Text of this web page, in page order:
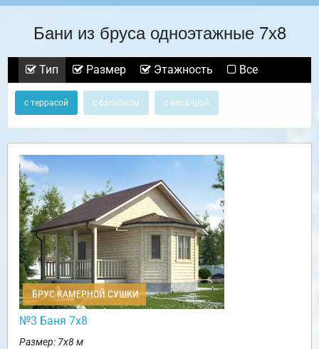
Бани из бруса одноэтажные 7х8
Тип Размер Этажность Все
с террасой с балконом с верандой
БРУС КАМЕРНОЙ СУШКИ
№3 Баня 7х8
Размер: 7х8 м